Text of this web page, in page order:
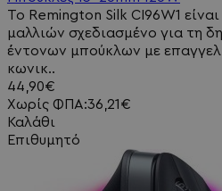
Το Remington Silk CI96W1
μαλλιών σχεδιασμένο για τη
έντονων μπούκλων με
κωνικ..
44,90€
Χωρίς ΦΠΑ:36,21€
Καλάθι
Επιθυμητό